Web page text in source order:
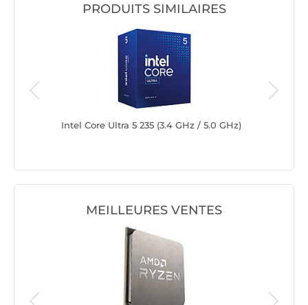
PRODUITS SIMILAIRES
Intel Core Ultra 5 235 (3.4 GHz / 5.0 GHz)
MEILLEURES VENTES